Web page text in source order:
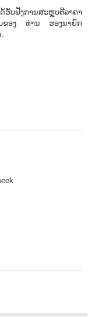
ຮັບຟັງການສະຫຼຸບຕີລາຄາ
ຂອງ ທ່ານ ຮອງນາຍົກ